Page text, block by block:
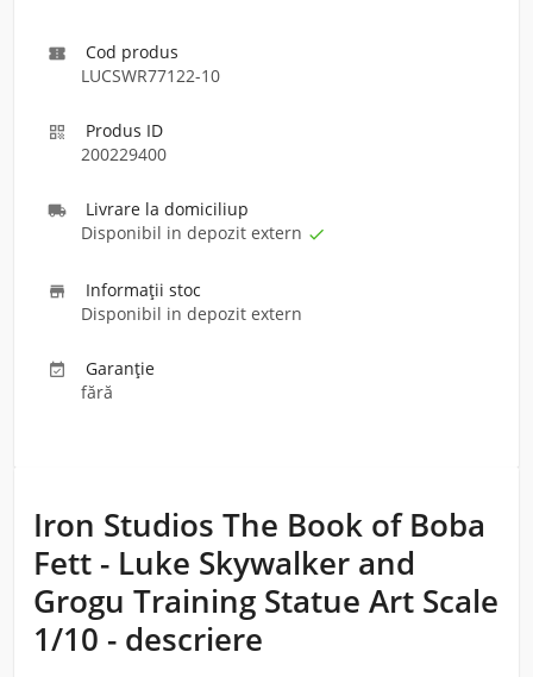

Cod produs
LUCSWR77122-10

Produs ID
200229400
 Livrare la domiciliup
Disponibil in depozit extern 

Informaţii stoc
Disponibil in depozit extern

Garanție
fără
Iron Studios The Book of Boba
Fett - Luke Skywalker and
Grogu Training Statue Art Scale
1/10 - descriere